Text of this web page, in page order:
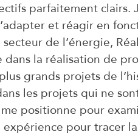
parfaitement clairs.
et réagir en
de l’énergie,
dans la réalisation de
grands projets de
les projets qui ne
positionne pour
pour tracer